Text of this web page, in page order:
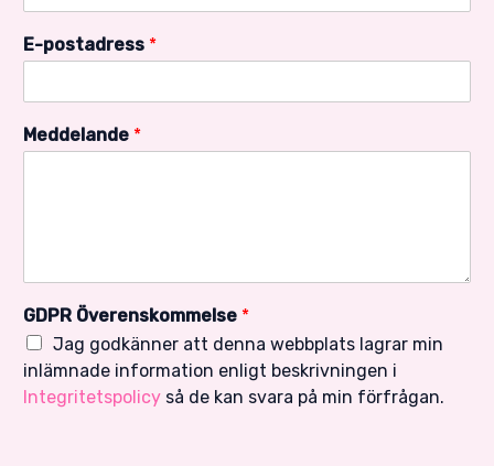
E-postadress *
Meddelande *
GDPR Överenskommelse *
Jag godkänner att denna webbplats lagrar min
inlämnade information enligt beskrivningen i
Integritetspolicy så de kan svara på min förfrågan.